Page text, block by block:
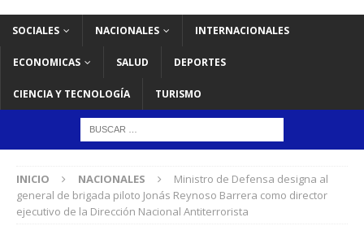
SOCIALES NACIONALES INTERNACIONALES
ECONOMICAS SALUD DEPORTES
CIENCIA Y TECNOLOGÍA TURISMO
INICIO NACIONALES
Ministro de Defensa designa al
general de brigada piloto Jonás Reynoso Barrera como director
ejecutivo de la Dirección Nacional Antiterrorista